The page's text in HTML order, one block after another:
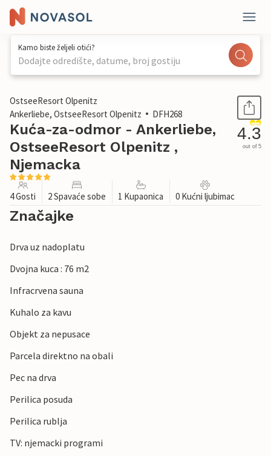
Kamo biste željeli otići?
Dodajte odredište, datume, broj gostiju
1 / 26
OstseeResort Olpenitz
Ankerliebe, OstseeResort Olpenitz
DFH268
Kuća-za-odmor - Ankerliebe,
OstseeResort Olpenitz ,
Njemacka
4.3
out of 5
4 Gosti 2 Spavaće sobe 1 Kupaonica 0 Kućni ljubimac
Značajke
Drva uz nadoplatu
Dvojna kuca : 76 m2
Infracrvena sauna
Kuhalo za kavu
Objekt za nepusace
Parcela direktno na obali
Pec na drva
Perilica posuda
Perilica rublja
TV: njemacki programi